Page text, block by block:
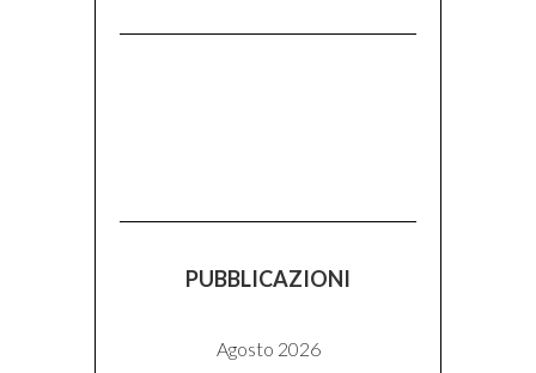
PUBBLICAZIONI
Agosto 2026